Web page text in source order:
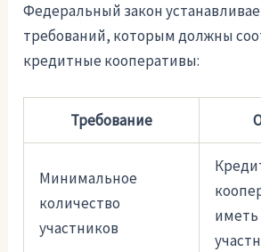
Федеральный закон
требований, которым должны
кредитные кооперативы:
Требование
Минимальное
количество
участников
иметь